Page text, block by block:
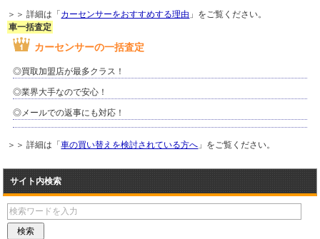
＞＞ 詳細は「カーセンサーをおすすめする理由 」をご覧ください。
車一括査定
カーセンサーの一括査定
◎買取加盟店が最多クラス！
◎業界大手なので安心！
◎メールでの返事にも対応！
＞＞ 詳細は「車の買い替えを検討されている方へ 」をご覧ください。
サイト内検索